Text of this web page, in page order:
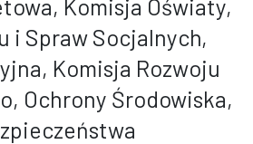
Komisja Oświaty,
i Spraw Socjalnych,
Komisja Rozwoju
Ochrony Środowiska,